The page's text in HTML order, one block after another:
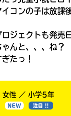
イコンの子は放課
ジェクトも発売
んと、、、ね？
たっ！
女性 ／ 小学5年
NEW 注目 !!